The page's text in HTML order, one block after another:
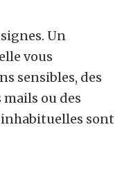
Un
vous
sensibles, des
mails ou des
sont